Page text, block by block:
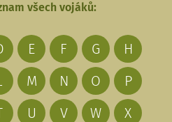
všech vojáků:
E F G
H
M N O
P
U V W
X